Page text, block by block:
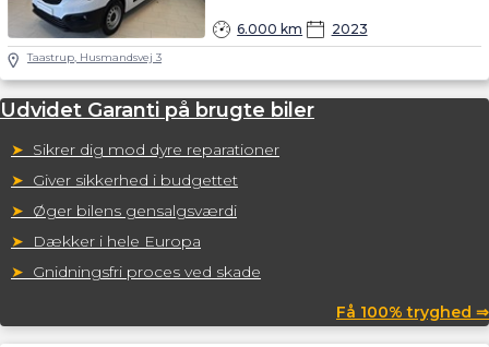
6.000 km 2023
Taastrup, Husmandsvej 3
Udvidet Garanti på brugte biler
➤ Sikrer dig mod dyre reparationer
➤ Giver sikkerhed i budgettet
➤ Øger bilens gensalgsværdi
➤
Dækker i hele Europa
➤ Gnidningsfri proces ved skade
Få 100% tryghed ⇒